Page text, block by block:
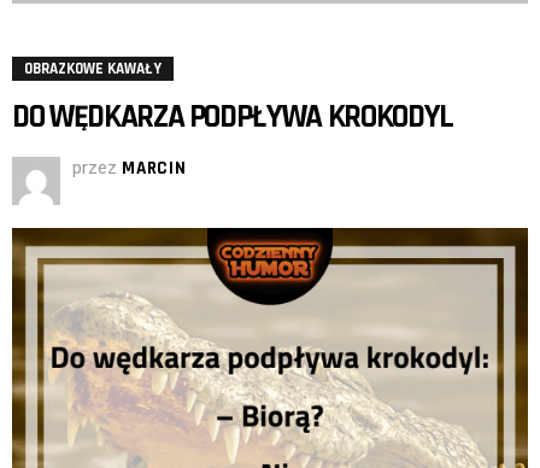
OBRAZKOWE KAWAŁY
DO WĘDKARZA PODPŁYWA KROKODYL
przez MARCIN